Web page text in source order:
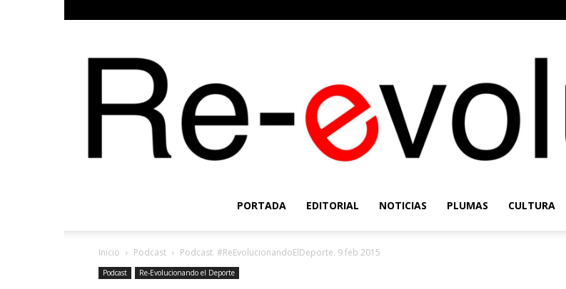
PORTADA EDITORIAL NOTICIAS PLUMAS CULTURA
Inicio Podcast Podcast. #ReEvolucionandoElDeporte. 9 feb 2015
Podcast Re-Evolucionando el Deporte